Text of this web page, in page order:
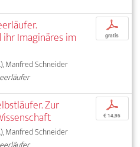
Imaginäres im
Manfred Schneider
p
gratis
Zur
Manfred Schneider
p
€ 14,95